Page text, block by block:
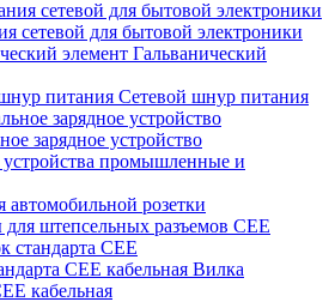
сетевой для бытовой электроники
Гальванический
Сетевой шнур питания
зарядное устройство
промышленные и
автомобильной розетки
для штепсельных разъемов CEE
стандарта CEE
Вилка
кабельная